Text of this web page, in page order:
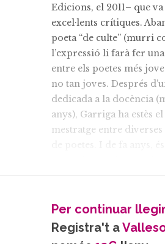
Edicions, el 2011– que
excel·lents crítiques.
poeta “de culte” (murri
l’expressió li farà fer
entre els poetes més
no tan joves. Després
dedicada a la docència
anys), Garriga ha estès el
mestratge entre
cada dimecres el bar
belluga la gent jove. “Per
amb la gent de la meva
m’interessa, perquè ja
Per continuar
Registra't a